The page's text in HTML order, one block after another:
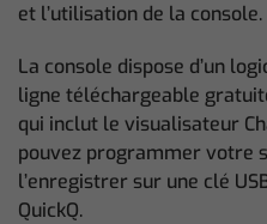
et l’utilisation de la console.
La console dispose d’un
ligne téléchargeable
qui inclut le visualisateur
pouvez programmer votre
l’enregistrer sur une clé
QuickQ.